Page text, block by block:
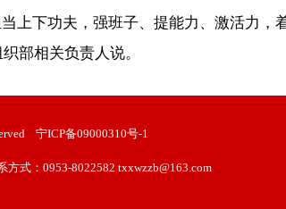
下功夫，强班子、提能力、激活力，
部相关负责人说。
宁ICP备09000310号-1
方式：0953-8022582 txxwzzb@163.com